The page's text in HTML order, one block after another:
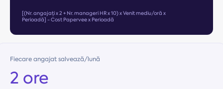
[(Nr. angajați x 2 + Nr. manageri HR x 10) x Venit mediu/oră x
Perioadă] - Cost Papervee x Perioadă
Fiecare angajat salvează/lună
2 ore